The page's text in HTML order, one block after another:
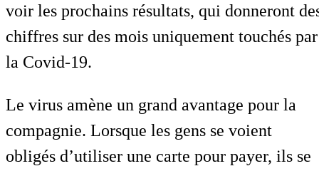
voir les prochains résultats, qui donneront
chiffres sur des mois uniquement touchés par
la Covid-19.
Le virus amène un grand avantage pour la
compagnie. Lorsque les gens se voient
obligés d’utiliser une carte pour payer, ils se